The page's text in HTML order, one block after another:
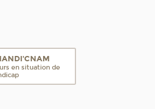
en situation de